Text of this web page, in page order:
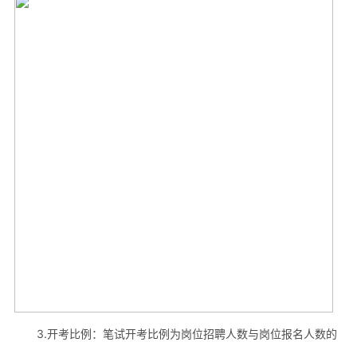
3.开考比例：笔试开考比例为岗位招聘人数与岗位报名人数的